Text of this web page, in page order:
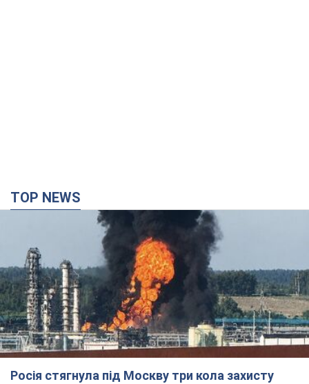
TOP NEWS
Росія стягнула під Москву три кола захисту